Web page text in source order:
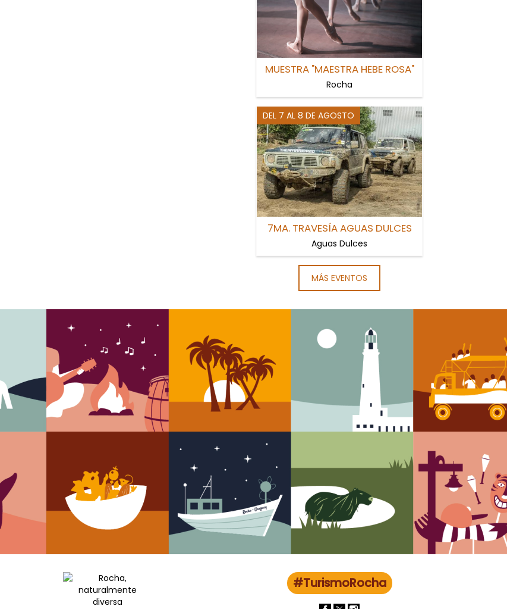
MUESTRA "MAESTRA HEBE ROSA"
Rocha
DEL 7 AL 8 DE AGOSTO
7MA. TRAVESÍA AGUAS DULCES
Aguas Dulces
MÁS EVENTOS
#TurismoRocha